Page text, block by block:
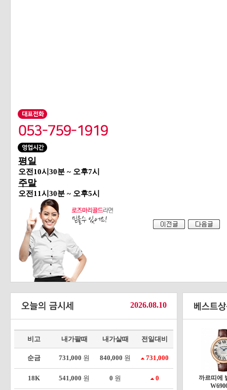
평일
오전10시30분 ~ 오후7시
주말
오전11시30분 ~ 오후5시
2026.08.10
비고 내가팔때 내가살때 전일대비
순금 731,000 원 840,000 원 731,000
18K 541,000 원 0 원 0
까르띠에